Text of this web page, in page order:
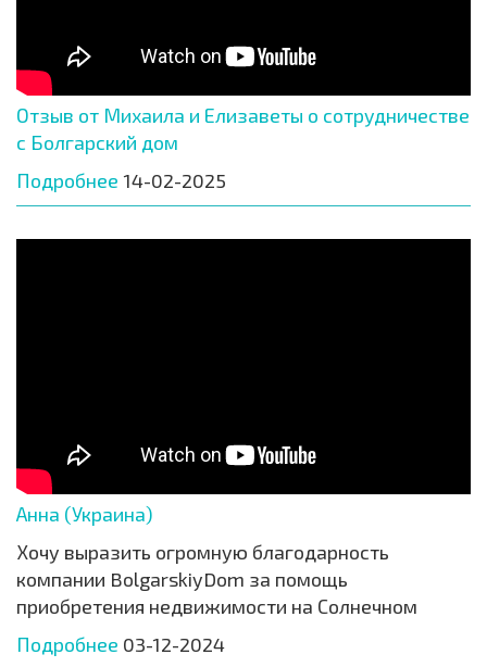
Отзыв от Михаила и Елизаветы о сотрудничестве
с Болгарский дом
Подробнее 14-02-2025
Анна (Украина)
Хочу выразить огромную благодарность
компании BolgarskiyDom за помощь
приобретения недвижимости на Солнечном
Подробнее 03-12-2024